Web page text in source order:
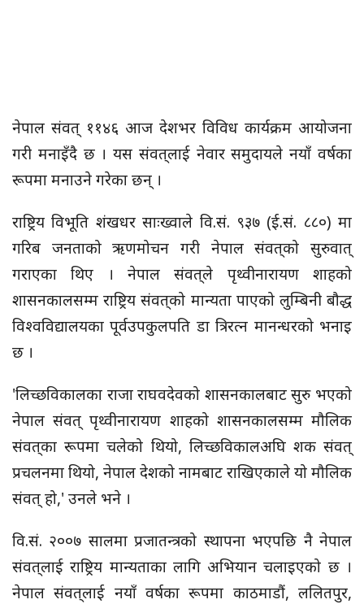
नेपाल संवत्‌ ११४६ आज देशभर विविध कार्यक्रम आयोजना
गरी मनाइँदै छ । यस संवत्‌लाई नेवार समुदायले नयाँ वर्षका
रूपमा मनाउने गरेका छन् ।
राष्ट्रिय विभूति शंखधर साःख्वाले वि.सं. ९३७ (ई.सं. ८८०) मा
गरिब जनताको ऋणमोचन गरी नेपाल संवत्‌को सुरुवात्
गराएका थिए । नेपाल संवत्‌ले पृथ्वीनारायण शाहको
शासनकालसम्म राष्ट्रिय संवत्‌को मान्यता पाएको लुम्बिनी बौद्ध
विश्वविद्यालयका पूर्वउपकुलपति डा त्रिरत्न मानन्धरको भनाइ
छ ।
'लिच्छविकालका राजा राघवदेवको शासनकालबाट सुरु भएको
नेपाल संवत्‌ पृथ्वीनारायण शाहको शासनकालसम्म मौलिक
संवत्‌का रूपमा चलेको थियो, लिच्छविकालअघि शक संवत्
प्रचलनमा थियो, नेपाल देशको नामबाट राखिएकाले यो मौलिक
संवत्‌ हो,' उनले भने ।
वि.सं. २००७ सालमा प्रजातन्त्रको स्थापना भएपछि नै नेपाल
संवत्‌लाई राष्ट्रिय मान्यताका लागि अभियान चलाइएको छ ।
नेपाल संवत्‌लाई नयाँ वर्षका रूपमा काठमाडौं, ललितपुर,